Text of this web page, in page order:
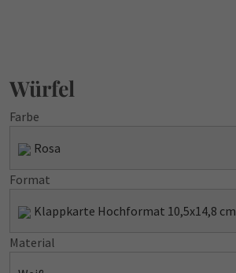
Würfel
Farbe
Rosa
Format
Klappkarte Hochformat 10,5x14,8 cm
Material